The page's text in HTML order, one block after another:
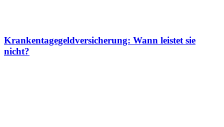
Krankentagegeldversicherung: Wann leistet sie
nicht?